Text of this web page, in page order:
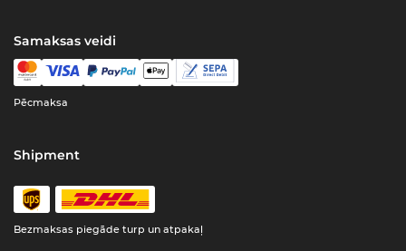
Samaksas veidi
Pēcmaksa
Shipment
Bezmaksas piegāde turp un atpakaļ